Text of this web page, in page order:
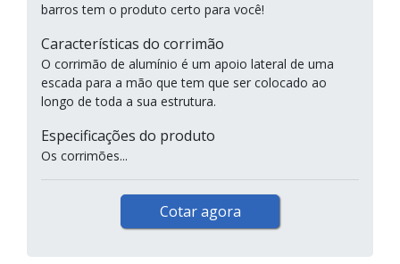
barros tem o produto certo para você!
Características do corrimão
O corrimão de alumínio é um apoio lateral de uma
escada para a mão que tem que ser colocado ao
longo de toda a sua estrutura.
Especificações do produto
Os corrimões...
Cotar agora